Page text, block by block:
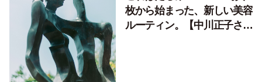
枚から始まった、新しい美容
ルーティン。【中川正子さん